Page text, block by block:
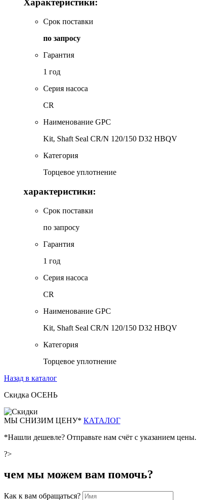
Характеристики:
Срок поставки
по запросу
Гарантия
1 год
Серия насоса
CR
Наименование GPC
Kit, Shaft Seal CR/N 120/150 D32 HBQV
Категория
Торцевое уплотнение
характеристики:
Срок поставки
по запросу
Гарантия
1 год
Серия насоса
CR
Наименование GPC
Kit, Shaft Seal CR/N 120/150 D32 HBQV
Категория
Торцевое уплотнение
Назад в каталог
Скидка ОСЕНЬ
МЫ СНИЗИМ ЦЕНУ* КАТАЛОГ
*Нашли дешевле? Отправьте нам счёт с указанием цены.
?>
чем мы можем вам помочь?
Как к вам обращаться?